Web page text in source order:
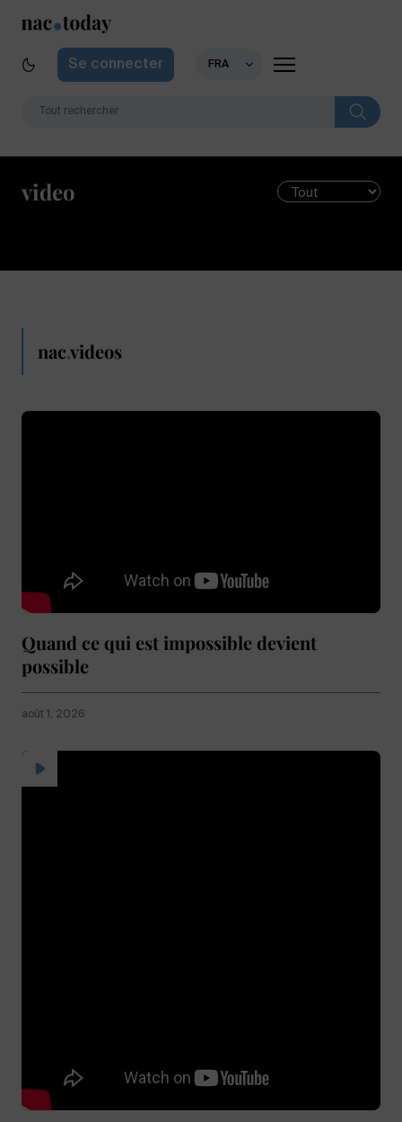
Se connecter FRA
video
nac.videos
Quand ce qui est impossible devient
possible
août 1, 2026